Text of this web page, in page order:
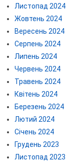
Листопад 2024
Жовтень 2024
Вересень 2024
Серпень 2024
Липень 2024
Червень 2024
Травень 2024
Квітень 2024
Березень 2024
Лютий 2024
Січень 2024
Грудень 2023
Листопад 2023